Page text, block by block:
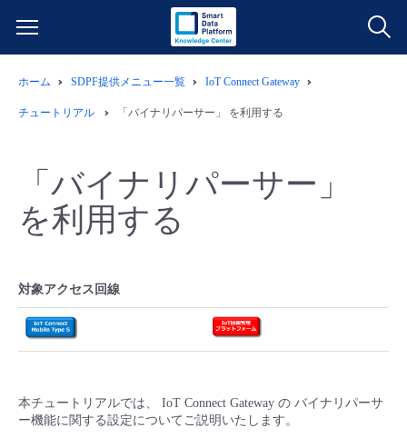
サービス一覧
クラウド/サーバー
IoT
モニタリング/監査
サポート
データ利活用
ネットワーク
IoT
モニタリング/監査
料金情報
データ利活用
クラウド/サーバー
ネットワーク
■ 管理機能
- 管理機能
■ セットアップガイド
- バックアップ
- セキュリティ・監査
故障/メンテナンス情報
サービス稼働状況
ホーム SDPF提供メニュー一覧 IoT Connect Gateway
チュートリアル 「バイナリパーサー」 を利用する
「バイナリパーサー」
を利用する
対象アクセス回線
本チュートリアルでは、 IoT Connect Gateway の バイナリパーサ
ー機能に関する設定についてご説明いたします。